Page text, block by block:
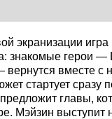
экранизации игра
знакомые герои —
вернутся вместе с
стартует сразу
главы,
Мэйзин выступит